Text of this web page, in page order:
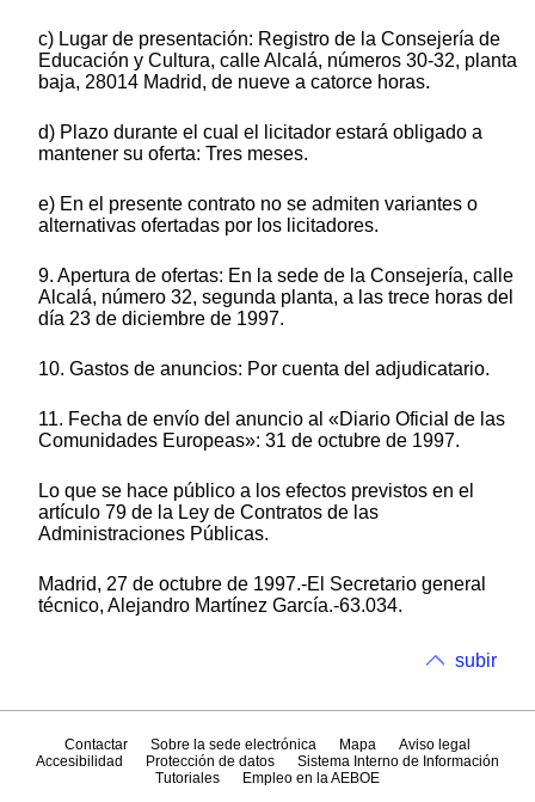
c) Lugar de presentación: Registro de la Consejería de
Educación y Cultura, calle Alcalá, números 30-32, planta
baja, 28014 Madrid, de nueve a catorce horas.
d) Plazo durante el cual el licitador estará obligado a
mantener su oferta: Tres meses.
e) En el presente contrato no se admiten variantes o
alternativas ofertadas por los licitadores.
9. Apertura de ofertas: En la sede de la Consejería, calle
Alcalá, número 32, segunda planta, a las trece horas del
día 23 de diciembre de 1997.
10. Gastos de anuncios: Por cuenta del adjudicatario.
11. Fecha de envío del anuncio al «Diario Oficial de las
Comunidades Europeas»: 31 de octubre de 1997.
Lo que se hace público a los efectos previstos en el
artículo 79 de la Ley de Contratos de las
Administraciones Públicas.
Madrid, 27 de octubre de 1997.-El Secretario general
técnico, Alejandro Martínez García.-63.034.
subir
Contactar Sobre la sede electrónica Mapa
Aviso legal
Accesibilidad
Protección de datos
Sistema Interno de Información
Tutoriales
Empleo en la AEBOE